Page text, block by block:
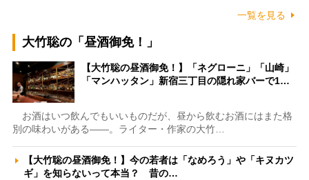
一覧を見る
大竹聡の「昼酒御免！」
【大竹聡の昼酒御免！】「ネグローニ」「山崎」
「マンハッタン」新宿三丁目の隠れ家バーで1…
お酒はいつ飲んでもいいものだが、昼から飲むお酒にはまた格
別の味わいがある――。ライター・作家の大竹…
【大竹聡の昼酒御免！】今の若者は「なめろう」や「キヌカツ
ギ」を知らないって本当？ 昔の…